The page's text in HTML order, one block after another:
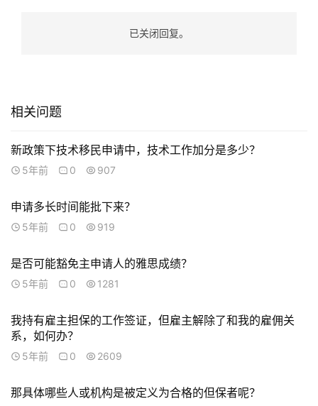
们
技
能
民
资
移
家
庭
聚
已关闭回复。
相关问题
新政策下技术移民申请中，技术工作加分是多少？
5年前 0 907
申请多长时间能批下来？
5年前 0 919
是否可能豁免主申请人的雅思成绩？
5年前 0 1281
我持有雇主担保的工作签证，但雇主解除了和我的雇佣关
系，如何办？
5年前 0 2609
那具体哪些人或机构是被定义为合格的但保者呢？